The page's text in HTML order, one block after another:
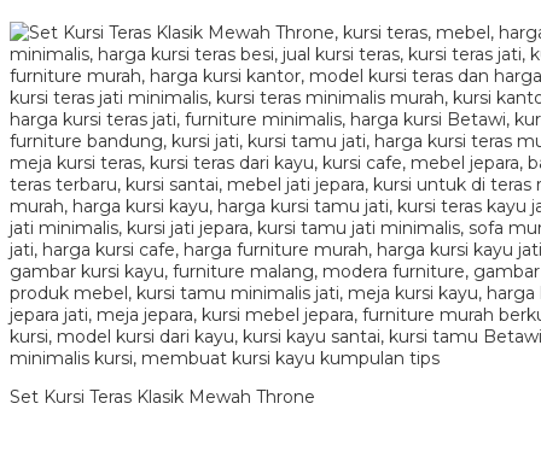
Set Kursi Teras Klasik Mewah Throne